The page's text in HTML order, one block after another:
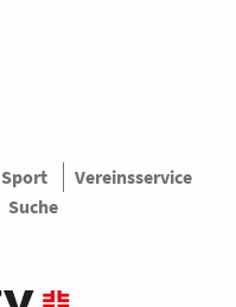
Sport
Vereinsservice
Suche